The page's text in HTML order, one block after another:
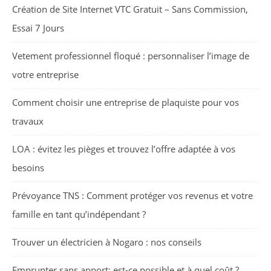
Création de Site Internet VTC Gratuit – Sans Commission,
Essai 7 Jours
Vetement professionnel floqué : personnaliser l’image de
votre entreprise
Comment choisir une entreprise de plaquiste pour vos
travaux
LOA : évitez les pièges et trouvez l’offre adaptée à vos
besoins
Prévoyance TNS : Comment protéger vos revenus et votre
famille en tant qu’indépendant ?
Trouver un électricien à Nogaro : nos conseils